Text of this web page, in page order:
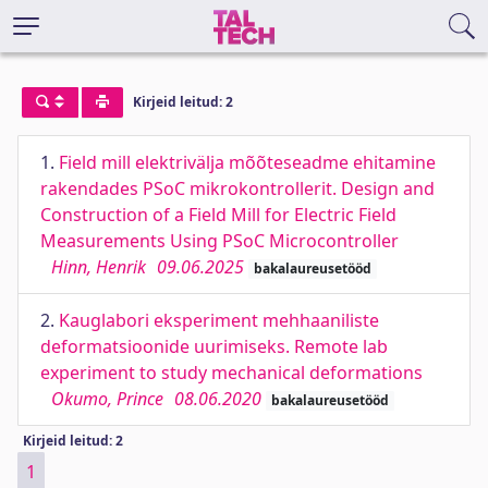
Kirjeid leitud: 2
1. Field mill elektrivälja mõõteseadme ehitamine
rakendades PSoC mikrokontrollerit. Design and
Construction of a Field Mill for Electric Field
Measurements Using PSoC Microcontroller
Hinn, Henrik 09.06.2025 bakalaureusetööd
2. Kauglabori eksperiment mehhaaniliste
deformatsioonide uurimiseks. Remote lab
experiment to study mechanical deformations
Okumo, Prince 08.06.2020 bakalaureusetööd
Kirjeid leitud: 2
1